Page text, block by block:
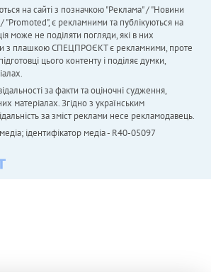
на сайті з позначкою "Реклама" / "Новини
"Promoted", є рекламними та публікуються на
може не поділяти погляди, які в них
з плашкою СПЕЦПРОЄКТ є рекламними, проте
цього контенту і поділяє думки,
за факти та оціночні судження,
матеріалах. Згідно з українським
за зміст реклами несе рекламодавець.
ідентифікатор медіа - R40-05097